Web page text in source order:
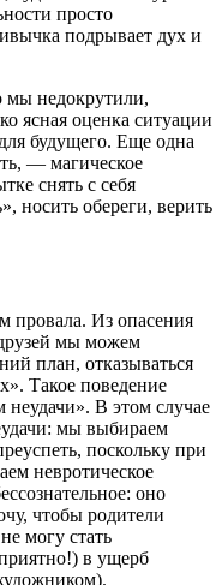
просто
подрывает дух и
мы недокрутили,
ясная оценка ситуации
будущего. Еще одна
— магическое
снять с себя
носить обереги, верить
провала. Из опасения
мы можем
план, отказываться
Такое поведение
В этом случае
мы выбираем
поскольку при
невротическое
оно
чтобы родители
могу стать
в ущерб